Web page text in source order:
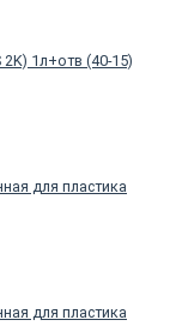
1л+отв (40-15)
для пластика
для пластика